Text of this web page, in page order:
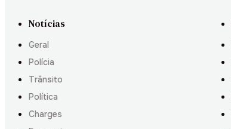
Notícias
Geral
Polícia
Trânsito
Política
Charges